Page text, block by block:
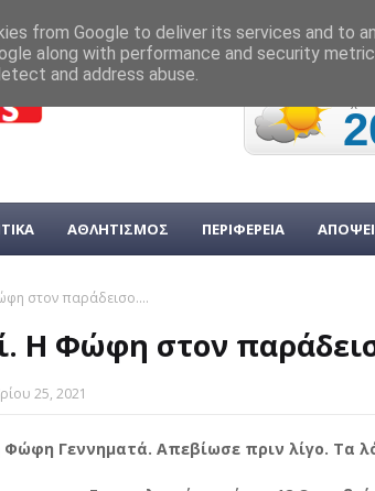
ΑΘΛΗΤΙΣΜΟΣ ΠΕΡΙΦΕΡΕΙΑ
στον παράδεισο....
Η Φώφη στον
25, 2021
Γεννηματά. Απεβίωσε πριν λίγο. Τα
from Google to deliver its services and to
along with performance and security
and address abuse.